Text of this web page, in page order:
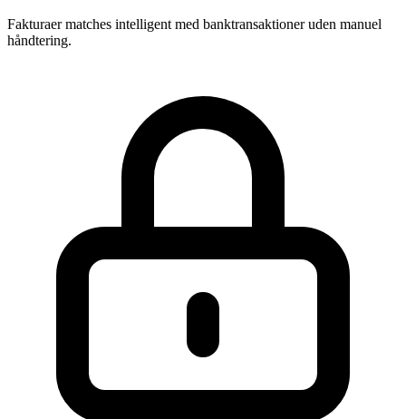
Fakturaer matches intelligent med banktransaktioner uden manuel
håndtering.